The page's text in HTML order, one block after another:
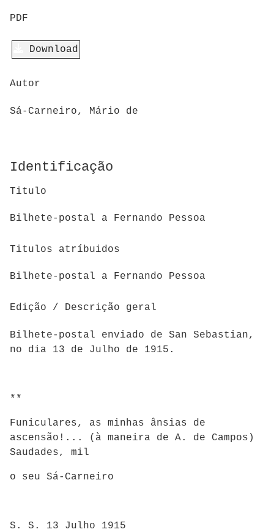
PDF
Download
Autor
Sá-Carneiro, Mário de
Identificação
Titulo
Bilhete-postal a Fernando Pessoa
Titulos atríbuidos
Bilhete-postal a Fernando Pessoa
Edição / Descrição geral
Bilhete-postal enviado de San Sebastian,
no dia 13 de Julho de 1915.
**
Funiculares, as minhas ânsias de
ascensão!... (à maneira de A. de Campos)
Saudades, mil
o seu Sá-Carneiro
S. S. 13 Julho 1915